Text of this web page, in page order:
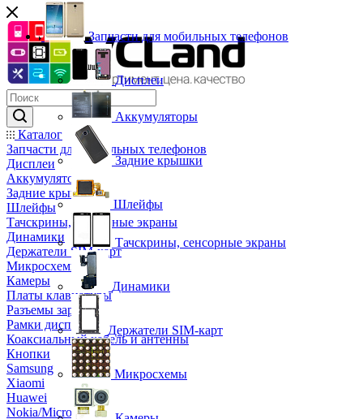
Каталог
Запчасти для мобильных телефонов
Дисплеи
Аккумуляторы
Задние крышки
Шлейфы
Тачскрины, сенсорные экраны
Динамики
Держатели SIM-карт
Микросхемы
Камеры
Платы клавиатуры
Разъемы зарядки
Рамки дисплея
Коаксиальный кабель и антенны
Кнопки
Samsung
Xiaomi
Huawei
Nokia/Microsoft
Запчасти для мобильных телефонов
Дисплеи
Аккумуляторы
Задние крышки
Шлейфы
Тачскрины, сенсорные экраны
Динамики
Держатели SIM-карт
Микросхемы